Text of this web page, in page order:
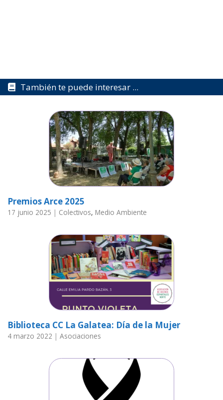
También te puede interesar ...
Premios Arce 2025
17 junio 2025 | Colectivos, Medio Ambiente
Biblioteca CC La Galatea: Día de la Mujer
4 marzo 2022 | Asociaciones